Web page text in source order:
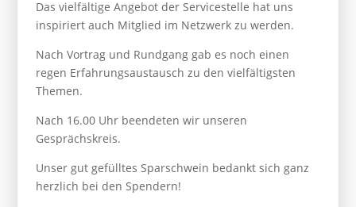
Das vielfältige Angebot der Servicestelle hat uns
inspiriert auch Mitglied im Netzwerk zu werden.
Nach Vortrag und Rundgang gab es noch einen
regen Erfahrungsaustausch zu den vielfältigsten
Themen.
Nach 16.00 Uhr beendeten wir unseren
Gesprächskreis.
Unser gut gefülltes Sparschwein bedankt sich ganz
herzlich bei den Spendern!